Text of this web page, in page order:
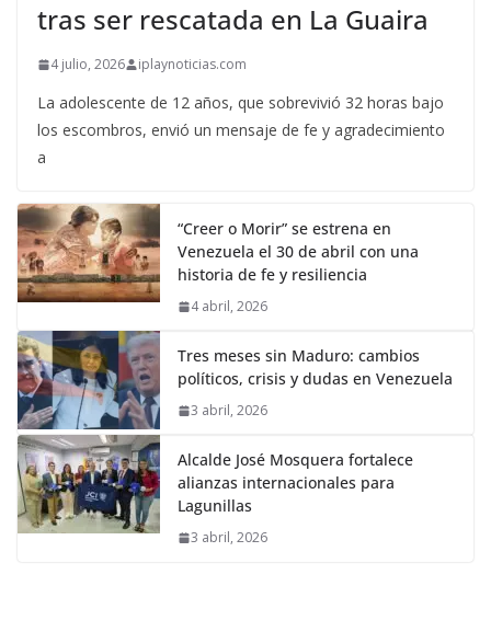
tras ser rescatada en La Guaira
4 julio, 2026 iplaynoticias.com
La adolescente de 12 años, que sobrevivió 32 horas bajo
los escombros, envió un mensaje de fe y agradecimiento
a
“Creer o Morir” se estrena en
Venezuela el 30 de abril con una
historia de fe y resiliencia
4 abril, 2026
Tres meses sin Maduro: cambios
políticos, crisis y dudas en Venezuela
3 abril, 2026
Alcalde José Mosquera fortalece
alianzas internacionales para
Lagunillas
3 abril, 2026